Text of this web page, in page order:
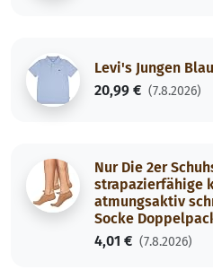
Levi's Jungen
20,99 € (7.8.2026)
Nur Die 2er
strapazierfähige
atmungsaktiv
Socke
4,01 € (7.8.2026)